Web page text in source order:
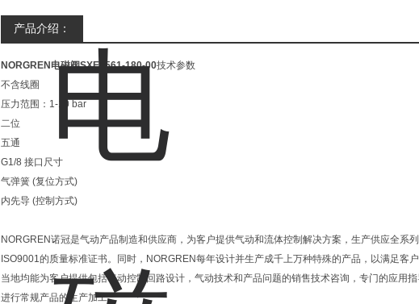
产品介绍：
NORGREN电磁阀SXE9561-180-00技术参数
不含线圈
压力范围：1-10 bar
二位
五通
G1/8 接口尺寸
气弹簧 (复位方式)
内先导 (控制方式)
NORGREN诺冠是气动产品制造和供应商，为客户提供气动和流体控制解决方案，生产供应全系
ISO9001的质量标准证书。同时，NORGREN每年设计并生产成千上万种特殊的产品，以满足客
当地均能为客户提供包括气动控制回路设计，气动技术和产品问题的销售技术咨询，专门的应用
进行常规产品的生产加工。